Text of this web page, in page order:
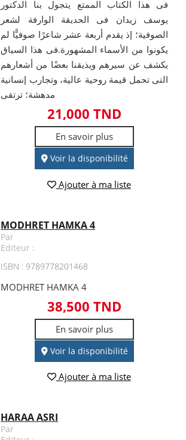
فى هذا الكتاب الممتع يتجول بنا الدكتور
يوسف زيدان فى الحديقة الوارفة لشعر
الصوفية؛ إذ يقدم أربعة عشر شاعرًا صوفيًّا لم
يكونوا من الأسماء المشهورة.فى هذا السياق
يكشف عن سيرهم ويذيقنا بعضًا من أشعارهم
التى تحمل قيمة روحية عالية، وتجارب إنسانية
مدهشة؛ ترتقى
21,000 TND
En savoir plus
Voir la disponibilité
Ajouter à ma liste
MODHRET HAMKA 4
Par
Editeur :
ISBN : 9789778201468
MODHRET HAMKA 4
38,500 TND
En savoir plus
Voir la disponibilité
Ajouter à ma liste
HARAA ASRI
Par